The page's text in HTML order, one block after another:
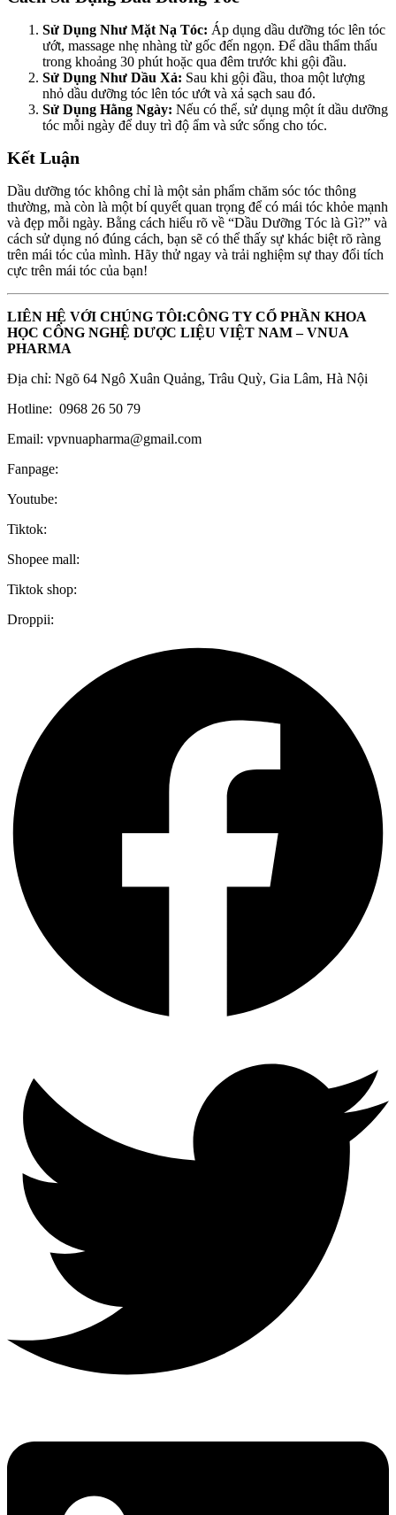
Sử Dụng Như Mặt Nạ Tóc: Áp dụng dầu dưỡng tóc lên tóc
ướt, massage nhẹ nhàng từ gốc đến ngọn. Để dầu thẩm thấu
trong khoảng 30 phút hoặc qua đêm trước khi gội đầu.
Sử Dụng Như Dầu Xả: Sau khi gội đầu, thoa một lượng
nhỏ dầu dưỡng tóc lên tóc ướt và xả sạch sau đó.
Sử Dụng Hằng Ngày: Nếu có thể, sử dụng một ít dầu dưỡng
tóc mỗi ngày để duy trì độ ẩm và sức sống cho tóc.
Kết Luận
Dầu dưỡng tóc không chỉ là một sản phẩm chăm sóc tóc thông
thường, mà còn là một bí quyết quan trọng để có mái tóc khỏe mạnh
và đẹp mỗi ngày. Bằng cách hiểu rõ về “Dầu Dưỡng Tóc là Gì?” và
cách sử dụng nó đúng cách, bạn sẽ có thể thấy sự khác biệt rõ ràng
trên mái tóc của mình. Hãy thử ngay và trải nghiệm sự thay đổi tích
cực trên mái tóc của bạn!
LIÊN HỆ VỚI CHÚNG TÔI:CÔNG TY CỔ PHẦN KHOA
HỌC CÔNG NGHỆ DƯỢC LIỆU VIỆT NAM – VNUA
PHARMA
Địa chỉ: Ngõ 64 Ngô Xuân Quảng, Trâu Quỳ, Gia Lâm, Hà Nội
Hotline: 0968 26 50 79
Email: vpvnuapharma@gmail.com
Fanpage:
Youtube:
Tiktok:
Shopee mall:
Tiktok shop:
Droppii: